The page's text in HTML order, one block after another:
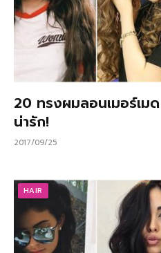
20 ทรงผมลอนเมอร์เม
น่ารัก!
2017/09/25
HAIR